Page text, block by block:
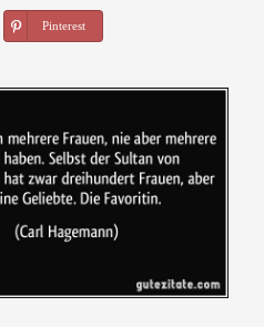
Pinterest